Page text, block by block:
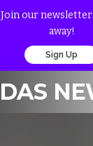
Join our
away!
Sign Up
DAS